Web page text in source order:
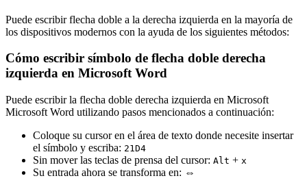
Puede escribir flecha doble a la derecha izquierda en la mayoría de
los dispositivos modernos con la ayuda de los siguientes métodos:
Cómo escribir símbolo de flecha doble derecha
izquierda en Microsoft Word
Puede escribir la flecha doble derecha izquierda en Microsoft
Microsoft Word utilizando pasos mencionados a continuación:
Coloque su cursor en el área de texto donde necesite insertar
el símbolo y escriba: 21D4
Sin mover las teclas de prensa del cursor: Alt + x
Su entrada ahora se transforma en: ⇔